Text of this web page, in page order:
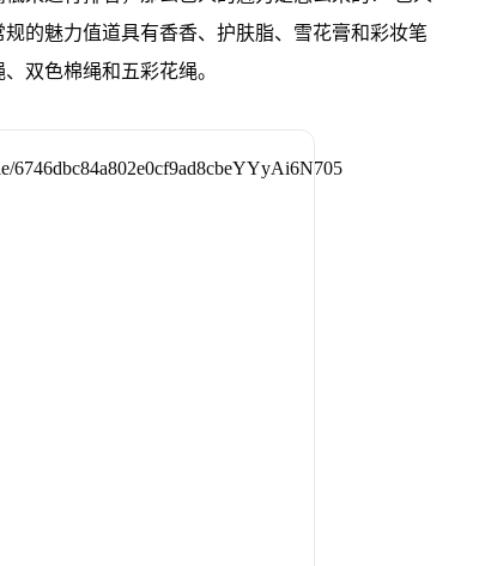
的魅力值道具有香香、护肤脂、雪花膏和彩妆笔
双色棉绳和五彩花绳。